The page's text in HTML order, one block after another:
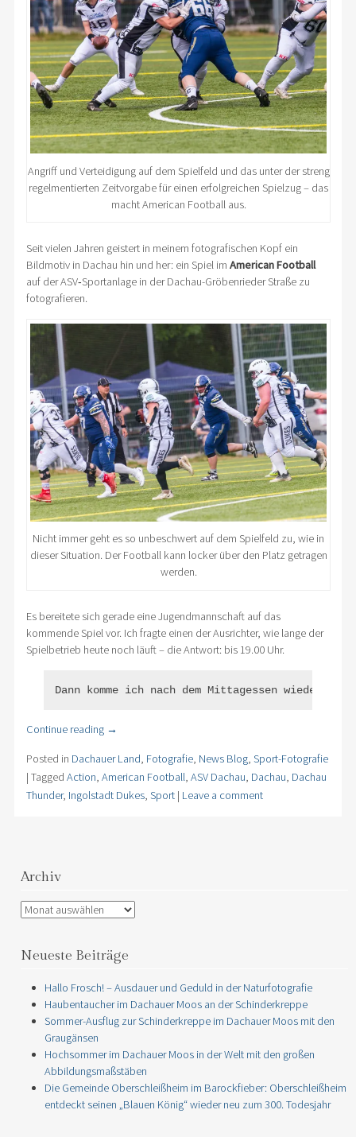
Angriff und Verteidigung auf dem Spielfeld und das unter der streng
regelmentierten Zeitvorgabe für einen erfolgreichen Spielzug – das
macht American Football aus.
Seit vielen Jahren geistert in meinem fotografischen Kopf ein
Bildmotiv in Dachau hin und her: ein Spiel im American Football
auf der ASV‑Sportanlage in der Dachau-Gröbenrieder Straße zu
fotografieren.
Nicht immer geht es so unbeschwert auf dem Spielfeld zu, wie in
dieser Situation. Der Football kann locker über den Platz getragen
werden.
Es bereitete sich gerade eine Jugendmannschaft auf das
kommende Spiel vor. Ich fragte einen der Ausrichter, wie lange der
Spielbetrieb heute noch läuft – die Antwort: bis 19.00 Uhr.
Dann komme ich nach dem Mittagessen wieder,
Continue reading →
Posted in Dachauer Land Fotografie, News Blog, Sport-Fotografie
| Tagged Action American Football ASV Dachau Dachau Dachau
Thunder, Ingolstadt Dukes, Sport | Leave a comment
Archiv
Archiv
Neueste Beiträge
Hallo Frosch! – Ausdauer und Geduld in der Naturfotografie
Haubentaucher im Dachauer Moos an der Schinderkreppe
Sommer-Ausflug zur Schinderkreppe im Dachauer Moos mit den
Graugänsen
Hochsommer im Dachauer Moos in der Welt mit den großen
Abbildungsmaßstäben
Die Gemeinde Oberschleißheim im Barockfieber: Oberschleißheim
entdeckt seinen „Blauen König“ wieder neu zum 300. Todesjahr